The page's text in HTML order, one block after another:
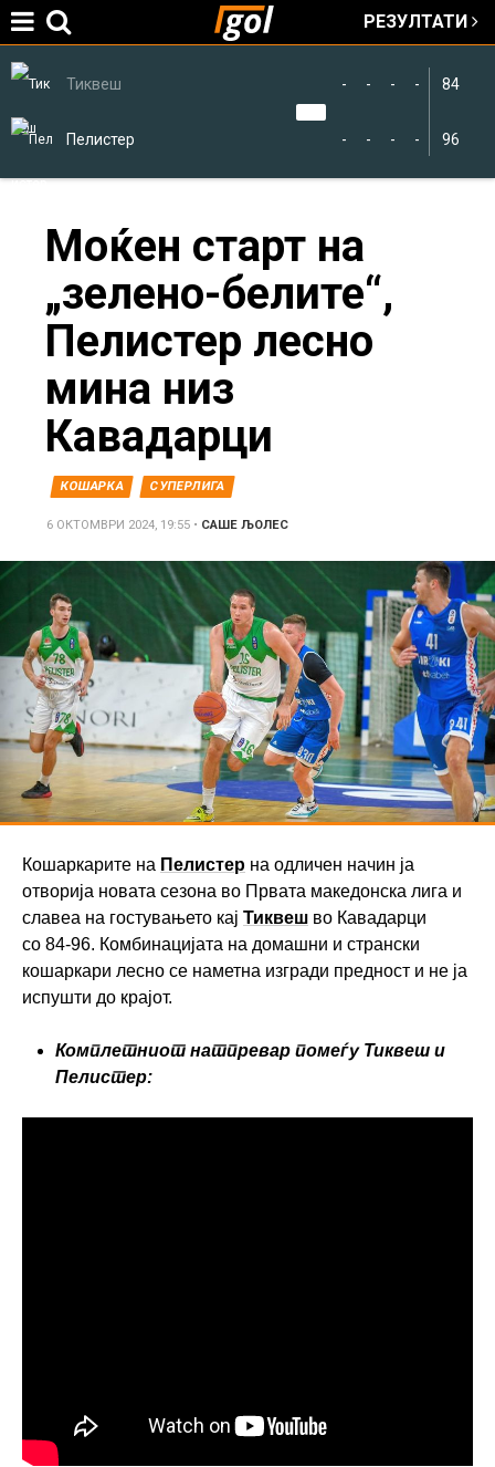
РЕЗУЛТАТИ
Тиквеш
Пелистер
84
96
-
-
-
-
-
-
-
-
Моќен старт на
„зелено-белите“,
Пелистер лесно
мина низ
Кавадарци
КОШАРКА СУПЕРЛИГА
6 ОКТОМВРИ 2024, 19:55 • САШЕ ЉОЛЕС
Кошаркарите на Пелистер на одличен начин ја
отворија новата сезона во Првата македонска лига и
славеа на гостувањето кај Тиквеш во Кавадарци
со 84-96. Комбинацијата на домашни и странски
кошаркари лесно се наметна изгради предност и не ја
испушти до крајот.
Комплетниот натпревар помеѓу Тиквеш и
Пелистер: